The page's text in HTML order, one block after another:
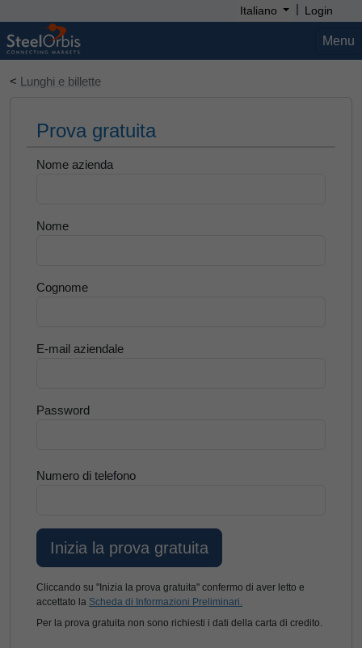
Italiano | Login
Menu
< Lunghi e billette
Prova gratuita
Nome azienda
Nome
Cognome
E-mail aziendale
Password
Numero di telefono
Cliccando su "Inizia la prova gratuita" confermo di aver letto e
accettato la Scheda di Informazioni Preliminari.
Per la prova gratuita non sono richiesti i dati della carta di credito.